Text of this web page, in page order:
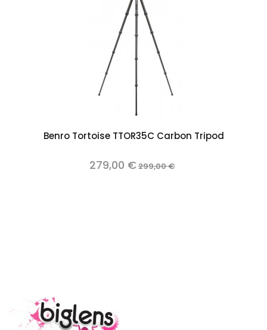
Benro Tortoise TTOR35C Carbon Tripod
279,00 €299,00 €